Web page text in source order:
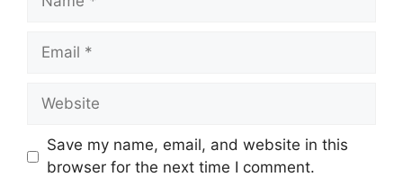
Email
Website
Save my name, email, and website in this
browser for the next time I comment.